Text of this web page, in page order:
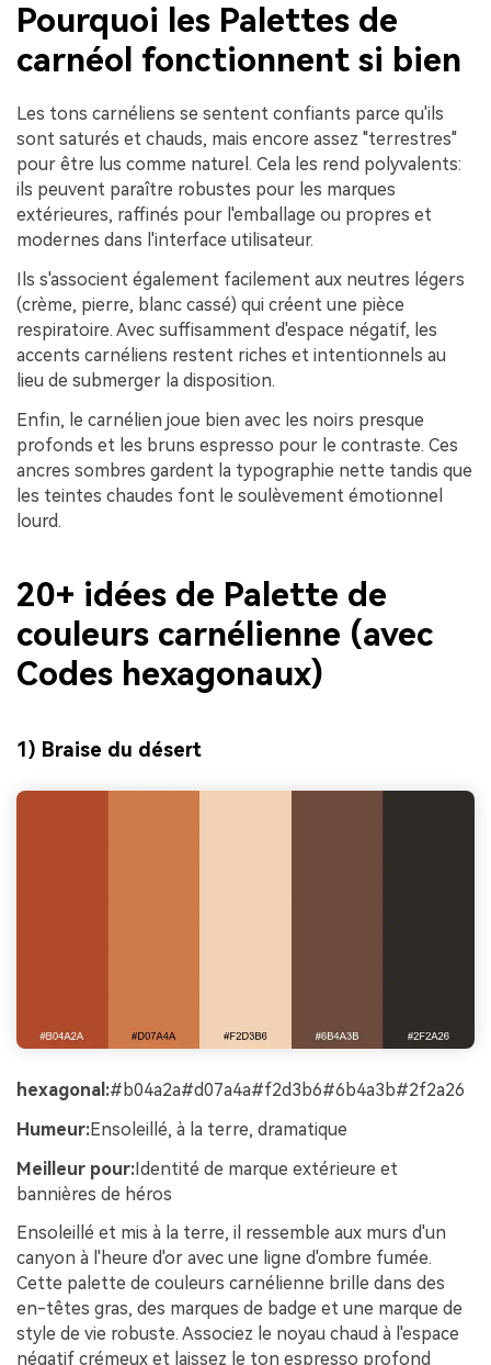
Pourquoi les Palettes de
carnéol fonctionnent si bien
Les tons carnéliens se sentent confiants parce qu'ils
sont saturés et chauds, mais encore assez "terrestres"
pour être lus comme naturel. Cela les rend polyvalents:
ils peuvent paraître robustes pour les marques
extérieures, raffinés pour l'emballage ou propres et
modernes dans l'interface utilisateur.
Ils s'associent également facilement aux neutres légers
(crème, pierre, blanc cassé) qui créent une pièce
respiratoire. Avec suffisamment d'espace négatif, les
accents carnéliens restent riches et intentionnels au
lieu de submerger la disposition.
Enfin, le carnélien joue bien avec les noirs presque
profonds et les bruns espresso pour le contraste. Ces
ancres sombres gardent la typographie nette tandis que
les teintes chaudes font le soulèvement émotionnel
lourd.
20+ idées de Palette de
couleurs carnélienne (avec
Codes hexagonaux)
1) Braise du désert
hexagonal:#b04a2a#d07a4a#f2d3b6#6b4a3b#2f2a26
Humeur:Ensoleillé, à la terre, dramatique
Meilleur pour:Identité de marque extérieure et
bannières de héros
Ensoleillé et mis à la terre, il ressemble aux murs d'un
canyon à l'heure d'or avec une ligne d'ombre fumée.
Cette palette de couleurs carnélienne brille dans des
en-têtes gras, des marques de badge et une marque de
style de vie robuste. Associez le noyau chaud à l'espace
négatif crémeux et laissez le ton espresso profond